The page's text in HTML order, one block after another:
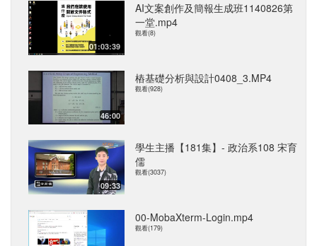
01:03:39
AI文案創作及簡報生成班1140826第
一堂.mp4
觀看(8)
46:00
樁基礎分析與設計0408_3.MP4
觀看(928)
09:33
學生主播【181集】- 政治系108 宋育
儒
觀看(3037)
00-MobaXterm-Login.mp4
觀看(179)